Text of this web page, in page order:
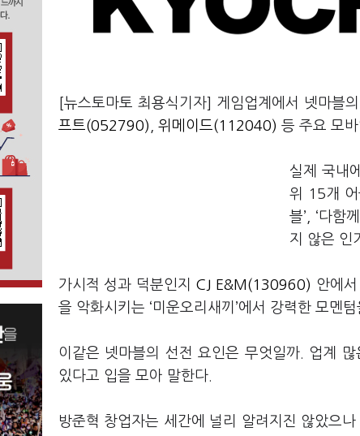
[뉴스토마토 최용식기자] 게임업계에서 넷마블
프트(052790)
위메이드(112040) 등 주요 모
실제 국내
위 15개 어
블’, ‘다함
지 않은 인
가시적 성과 덕분인지 CJ E&M(130960) 안에
을 악화시키는 ‘미운오리새끼’에서 강력한 모멘
이같은 넷마블의 선전 요인은 무엇일까. 업계
있다고 입을 모아 말한다.
방준혁 창업자는 세간에 널리 알려지진 않았으